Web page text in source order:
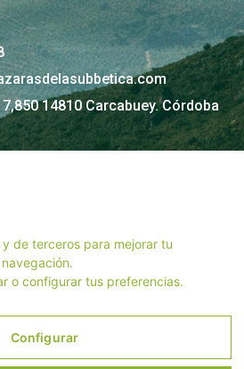
14810 Carcabuey. Córdoba
de terceros para mejorar tu
o configurar tus preferencias.
Configurar
Aviso Legal